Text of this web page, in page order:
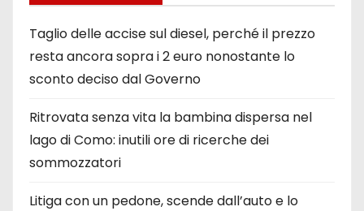
Taglio delle accise sul diesel, perché il prezzo
resta ancora sopra i 2 euro nonostante lo
sconto deciso dal Governo
Ritrovata senza vita la bambina dispersa nel
lago di Como: inutili ore di ricerche dei
sommozzatori
Litiga con un pedone, scende dall’auto e lo